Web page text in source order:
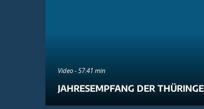
Video - 57:41 min
JAHRESEMPFANG DER